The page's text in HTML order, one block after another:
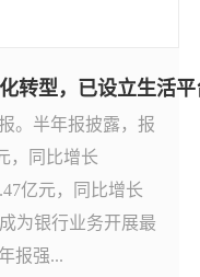
转型，已设立生活
。半年报披露，报
，同比增长
亿元，同比增长
为银行业务开展最
报强...